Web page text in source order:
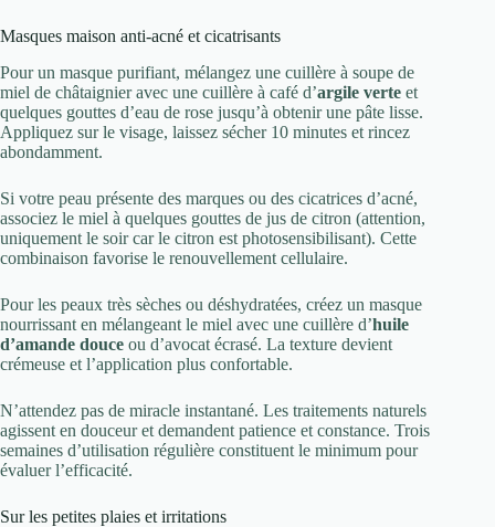
Masques maison anti-acné et cicatrisants
Pour un masque purifiant, mélangez une cuillère à soupe de
miel de châtaignier avec une cuillère à café d’argile verte et
quelques gouttes d’eau de rose jusqu’à obtenir une pâte lisse.
Appliquez sur le visage, laissez sécher 10 minutes et rincez
abondamment.
Si votre peau présente des marques ou des cicatrices d’acné,
associez le miel à quelques gouttes de jus de citron (attention,
uniquement le soir car le citron est photosensibilisant). Cette
combinaison favorise le renouvellement cellulaire.
Pour les peaux très sèches ou déshydratées, créez un masque
nourrissant en mélangeant le miel avec une cuillère d’huile
d’amande douce ou d’avocat écrasé. La texture devient
crémeuse et l’application plus confortable.
N’attendez pas de miracle instantané. Les traitements naturels
agissent en douceur et demandent patience et constance. Trois
semaines d’utilisation régulière constituent le minimum pour
évaluer l’efficacité.
Sur les petites plaies et irritations